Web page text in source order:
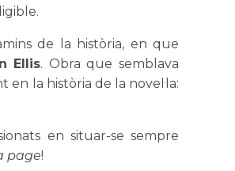
de la història, en que
Ellis. Obra que semblava
la història de la novel·la:
en situar-se sempre
page!